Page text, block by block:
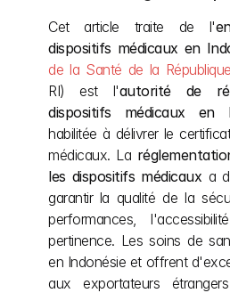
Cet article traite de l'
dispositifs médicaux en
de la Santé de la
RI) est l'autorité de
dispositifs médicaux en
habilitée à délivrer le
médicaux. La
les dispositifs médicaux a
garantir la qualité de la
performances,
pertinence. Les soins de
en Indonésie et offrent
aux exportateurs